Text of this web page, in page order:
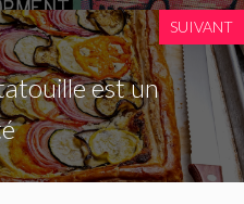
SUIVANT
est un